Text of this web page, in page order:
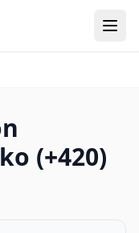
(+420)